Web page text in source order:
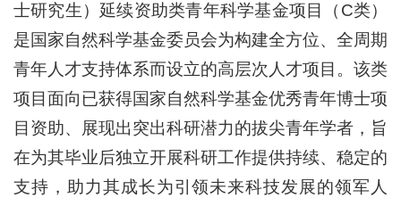
士研究生）延续资助类青年科学基金项目（C类）
是国家自然科学基金委员会为构建全方位、全周期
青年人才支持体系而设立的高层次人才项目。该类
项目面向已获得国家自然科学基金优秀青年博士项
目资助、展现出突出科研潜力的拔尖青年学者，旨
在为其毕业后独立开展科研工作提供持续、稳定的
支持，助力其成长为引领未来科技发展的领军人